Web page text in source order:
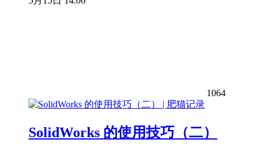
1064
SolidWorks 的使用技巧（二）